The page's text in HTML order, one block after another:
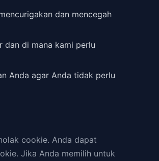
dan mencegah
dan di mana kami perlu
Anda agar Anda tidak perlu
cookie. Anda dapat
Jika Anda memilih untuk